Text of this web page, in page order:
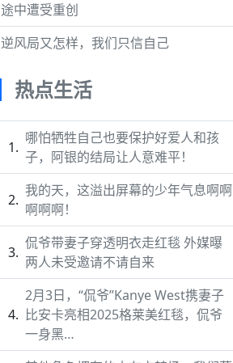
途中遭受重创
逆风局又怎样，我们只信自己
热点生活
哪怕牺牲自己也要保护好爱人和孩
子，阿银的结局让人意难平！
我的天，这溢出屏幕的少年气息啊啊
啊啊啊！
侃爷带妻子穿透明衣走红毯 外媒曝
两人未受邀请不请自来
2月3日，“侃爷”Kanye West携妻子
比安卡亮相2025格莱美红毯，侃爷
一身黑…